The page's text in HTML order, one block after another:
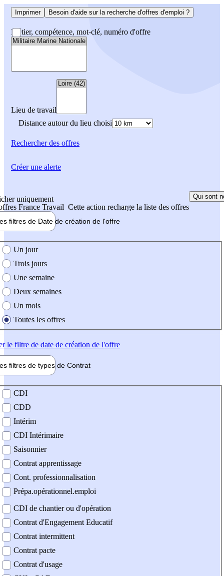
Imprimer Besoin d'aide sur la recherche d'offres d'emploi ?
Métier, compétence, mot-clé, numéro d'offre
Lieu de travail
Distance autour du lieu choisi
Rechercherdes offres
uniquement
France Travail Cette action recharge la liste des offres
Qui sont
filtres de Date de création de l'offre
création de l'offre
Un jour
Trois jours
Une semaine
Deux semaines
Un mois
Toutes les offres
le filtre de date de création de l'offre
filtres de types de Contrat
contrat
CDI
CDD
Intérim
CDI Intérimaire
Saisonnier
Contrat apprentissage
Cont. professionnalisation
Prépa.opérationnel.emploi
CDI de chantier ou d'opération
Contrat d'Engagement Educatif
Contrat intermittent
Contrat pacte
Contrat d'usage
Créer une alerte